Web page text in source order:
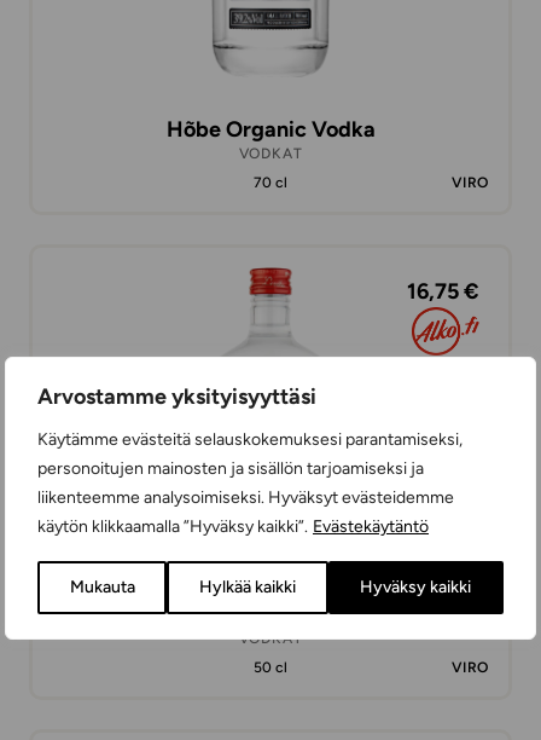
Arvostamme yksityisyyttäsi
Käytämme evästeitä selauskokemuksesi parantamiseksi,
personoitujen mainosten ja sisällön tarjoamiseksi ja
liikenteemme analysoimiseksi. Hyväksyt evästeidemme
käytön klikkaamalla ”Hyväksy kaikki”. Evästekäytäntö
Mukauta Hylkää kaikki Hyväksy kaikki
Hõbe Organic Vodka
VODKAT
70 cl
VIRO
16,75 €
Laua Viin muovipullo
VODKAT
50 cl
VIRO